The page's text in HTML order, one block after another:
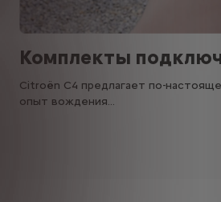
Комплекты
Citroën C4 предлагает по-
опыт вождения...